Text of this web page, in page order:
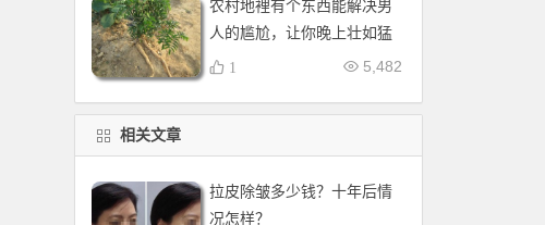
农村地裡有个东西能解决男
人的尴尬，让你晚上壮如猛
牛床受不了
5,482
1
相关文章
拉皮除皱多少钱？十年后情
况怎样？